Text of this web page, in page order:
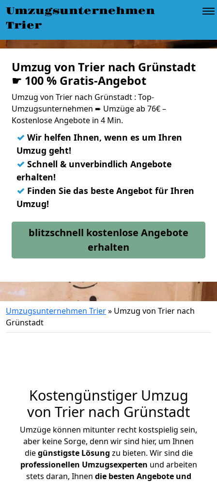
Umzugsunternehmen
Trier
Umzug von Trier nach Grünstadt
☛ 100 % Gratis-Angebot
Umzug von Trier nach Grünstadt : Top-
Umzugsunternehmen ➨ Umzüge ab 76€ –
Kostenlose Angebote in 4 Min.
✓ Wir helfen Ihnen, wenn es um Ihren
Umzug geht!
✓ Schnell & unverbindlich Angebote
erhalten!
✓ Finden Sie das beste Angebot für Ihren
Umzug!
blitzschnell kostenlose Angebote
erhalten
Umzugsunternehmen Trier» Umzug von Trier nach
Grünstadt
Kostengünstiger Umzug
von Trier nach Grünstadt
Umzüge können mitunter recht kostspielig sein,
aber keine Sorge, denn wir sind hier, um Ihnen
diegünstigste Lösung zu bieten. Wir sind die
professionellen Umzugsexperten und arbeiten
stets daran, Ihnen die besten Angebote und